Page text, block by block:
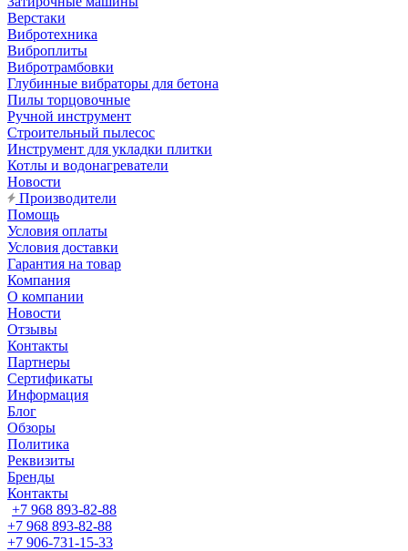
Верстаки
Вибротехника
Виброплиты
Вибротрамбовки
Глубинные вибраторы для бетона
Пилы торцовочные
Ручной инструмент
Строительный пылесос
Инструмент для укладки плитки
Котлы и водонагреватели
Новости
Производители
Помощь
Условия оплаты
Условия доставки
Гарантия на товар
Компания
О компании
Новости
Отзывы
Контакты
Партнеры
Сертификаты
Информация
Блог
Обзоры
Политика
Реквизиты
Бренды
Контакты
+7 968 893-82-88
+7 968 893-82-88
+7 906-731-15-33